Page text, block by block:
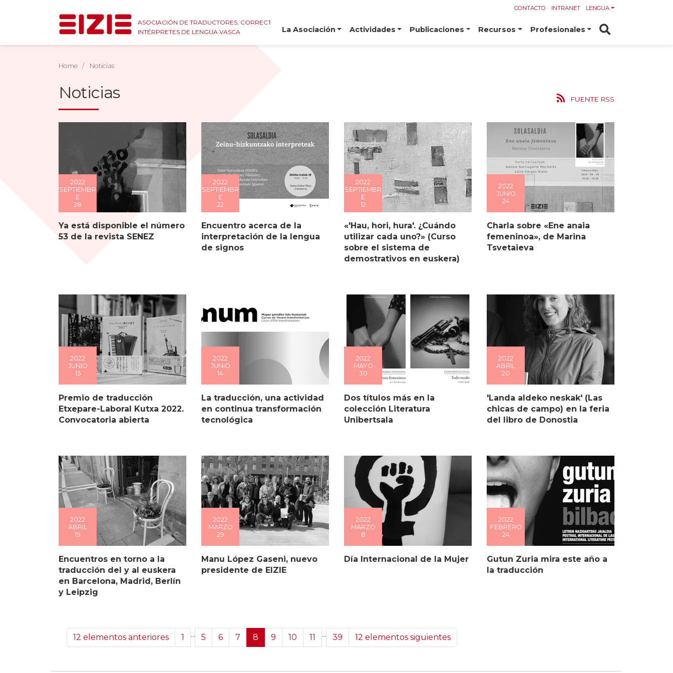
ASOCIACIÓN DE TRADUCTORES, CORRECTORES E
INTÉRPRETES DE LENGUA VASCA
CONTACTO INTRANET LENGUA
La Asociación Actividades Publicaciones Recursos Profesionales
Home Noticias
Noticias FUENTE RSS
2022
SEPTIEMBR
E
28
Ya está disponible el número
53 de la revista SENEZ
2022
SEPTIEMBR
E
22
Encuentro acerca de la
interpretación de la lengua
de signos
2022
SEPTIEMBR
E
12
«'Hau, hori, hura'. ¿Cuándo
utilizar cada uno?» (Curso
sobre el sistema de
demostrativos en euskera)
2022
JUNIO
24
Charla sobre «Ene anaia
femeninoa», de Marina
Tsvetaieva
2022
JUNIO
15
Premio de traducción
Etxepare-Laboral Kutxa 2022.
Convocatoria abierta
2022
JUNIO
14
La traducción, una actividad
en continua transformación
tecnológica
2022
MAYO
30
Dos títulos más en la
colección Literatura
Unibertsala
2022
ABRIL
20
'Landa aldeko neskak' (Las
chicas de campo) en la feria
del libro de Donostia
2022
ABRIL
19
Encuentros en torno a la
traducción del y al euskera
en Barcelona, Madrid, Berlín
y Leipzig
2022
MARZO
29
Manu López Gaseni, nuevo
presidente de EIZIE
2022
MARZO
8
Día Internacional de la Mujer
2022
FEBRERO
24
Gutun Zuria mira este año a
la traducción
12 elementos anteriores 1 ... 5 6 7 8 9 10 11 ... 39 12 elementos siguientes